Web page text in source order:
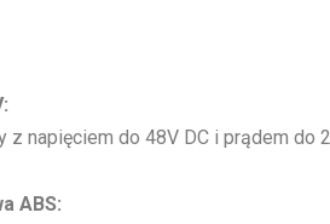
z napięciem do 48V DC i prądem do
ABS: